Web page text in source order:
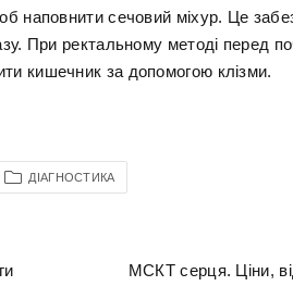
наповнити сечовий міхур. Це
При ректальному методі перед
кишечник за допомогою клізми.
ДІАГНОСТИКА
МСКТ серця. Ціни,